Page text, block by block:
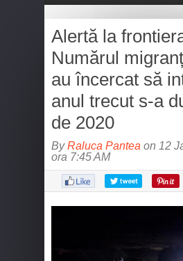
Alertă la
Numărul
au încercat să
anul trecut s-a
de 2020
ByRaluca Pantea on 12
ora 7:45 AM